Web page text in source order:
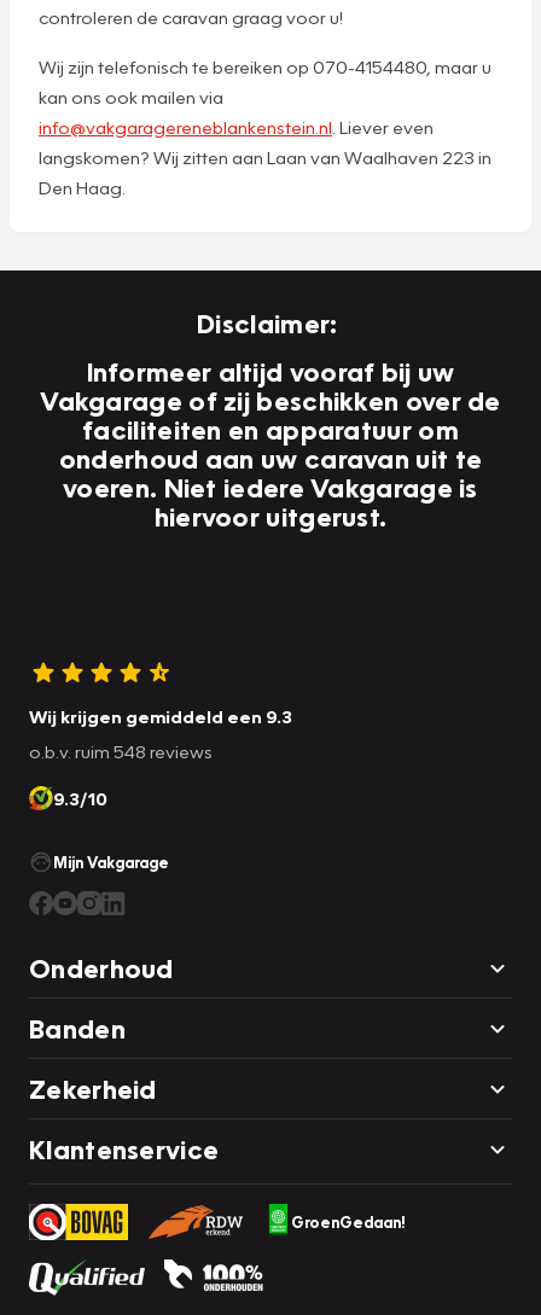
controleren de caravan graag voor u!
Wij zijn telefonisch te bereiken op 070-4154480, maar u
kan ons ook mailen via
info@vakgaragereneblankenstein.nl . Liever even
langskomen? Wij zitten aan Laan van Waalhaven 223 in
Den Haag.
Disclaimer:
Informeer altijd vooraf bij uw
Vakgarage of zij beschikken over de
faciliteiten en apparatuur om
onderhoud aan uw caravan uit te
voeren. Niet iedere Vakgarage is
hiervoor uitgerust.
Wij krijgen gemiddeld een 9.3
o.b.v. ruim 548 reviews
9.3/10
Mijn Vakgarage
Onderhoud
Banden
Zekerheid
Klantenservice
GroenGedaan!